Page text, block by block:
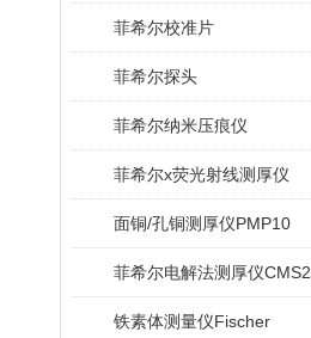
菲希尔校准片
菲希尔探头
菲希尔纳米压痕仪
菲希尔x荧光射线测厚仪
面铜/孔铜测厚仪PMP10
菲希尔电解法测厚仪CMS2
铁素体测量仪Fischer